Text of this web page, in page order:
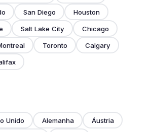
San Diego Houston
Salt Lake City Chicago
Toronto Calgary
Unido Alemanha Áustria